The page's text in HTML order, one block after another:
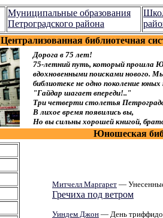
Муниципальные образования
Петроградского района
Дорога в 75 лет!
75-летний путь, который прошла
вдохновенными поисками нового.
библиотеке не одно поколение
"Гайдар шагает впереди!.."
Три четверти столетья
В лихое время появились вы,
Но вы сильны хорошей книгой,
Централизованная библиотечная
Митчелл Маргарет —
Гречиха под ветром
Уиндем Джон — День
Юношеская